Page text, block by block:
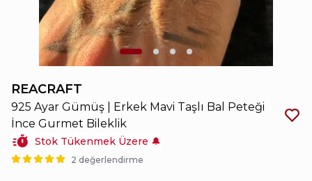
REACRAFT
925 Ayar Gümüş | Erkek Mavi Taşlı Bal Peteği
İnce Gurmet Bileklik
Stok Tükenmek Üzere 🔔
2 değerlendirme